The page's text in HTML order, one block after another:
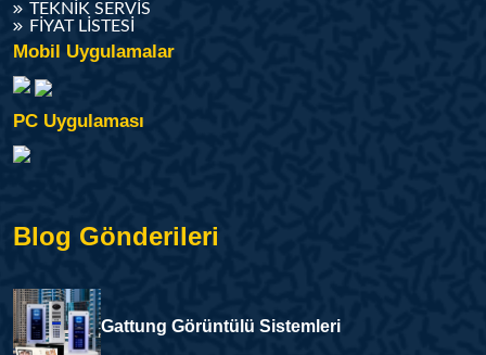
TEKNIK SERVIS
FIYAT LISTESI
Mobil Uygulamalar
PC Uygulaması
Blog Gönderileri
Gattung Görüntülü Sistemleri